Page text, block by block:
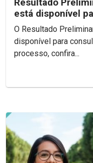
Resultado
está disponível
O Resultado
disponível para consulta! Se você
processo, confira...